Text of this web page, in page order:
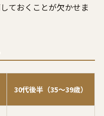
ておくことが欠かせま
30代後半（35〜39歳）